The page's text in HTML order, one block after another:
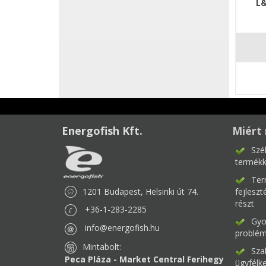
Energofish Kft.
1201 Budapest, Helsinki út 74.
+36-1-283-2285
info@energofish.hu
Mintabolt:
Peca Pláza - Market Central Ferihegy
Miért
részt